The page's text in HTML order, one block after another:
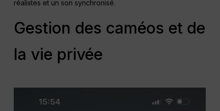
réalistes et un son synchronisé.
Gestion des caméos et de
la vie privée